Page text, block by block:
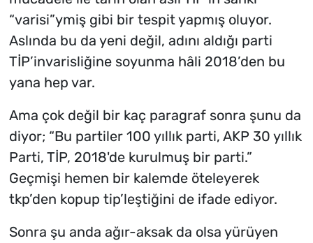
“varisi”ymiş gibi bir tespit yapmış oluyor.
Aslında bu da yeni değil, adını aldığı parti
TİP’invarisliğine soyunma hâli 2018’den bu
yana hep var.
Ama çok değil bir kaç paragraf sonra şunu da
diyor; “Bu partiler 100 yıllık parti, AKP 30 yıllık
Parti, TİP, 2018'de kurulmuş bir parti.”
Geçmişi hemen bir kalemde öteleyerek
tkp’den kopup tip’leştiğini de ifade ediyor.
Sonra şu anda ağır-aksak da olsa yürüyen